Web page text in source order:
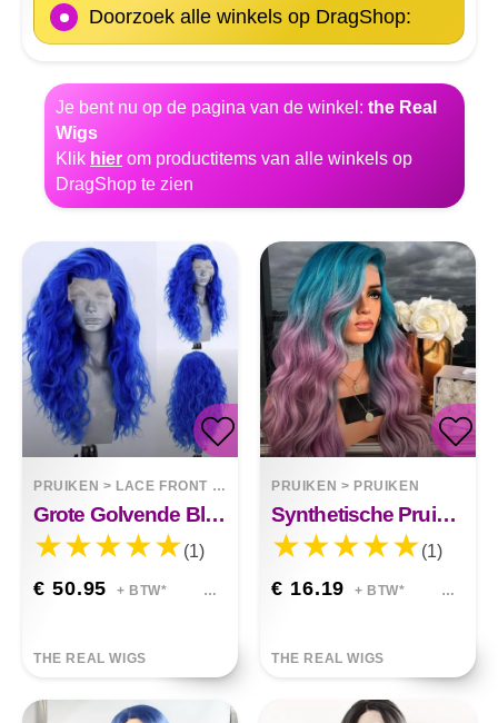
Doorzoek alle winkels op DragShop:
Je bent nu op de pagina van de winkel: the Real
Wigs
Klik hier om productitems van alle winkels op
DragShop te zien
PRUIKEN > LACE FRONT WIGS
Grote Golvende Blauwe Pruik Met Front Lace
(1)
€ 50.95 + BTW*
THE REAL WIGS
PRUIKEN > PRUIKEN
Synthetische Pruik Met Blauw-paarse Kleurovergang, Zachte Golven, Moeiteloze Glamour.
(1)
€ 16.19 + BTW*
THE REAL WIGS